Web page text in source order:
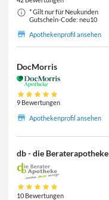
* Gilt nur für Neukunden
Gutschein-Code: neu10
Apothekenprofil ansehen
DocMorris
9 Bewertungen
Apothekenprofil ansehen
db - die Beraterapotheke
10 Bewertungen